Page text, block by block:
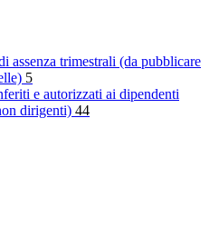
assenza trimestrali (da pubblicare
5
e autorizzati ai dipendenti
dirigenti) 44